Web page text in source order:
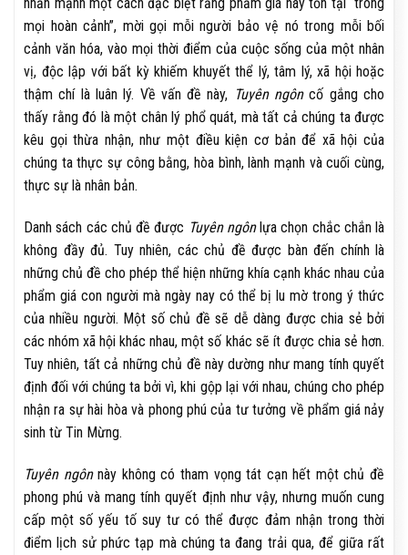
nhấn mạnh một cách đặc biệt rằng phẩm giá này tồn tại “trong
mọi hoàn cảnh”, mời gọi mỗi người bảo vệ nó trong mỗi bối
cảnh văn hóa, vào mọi thời điểm của cuộc sống của một nhân
vị, độc lập với bất kỳ khiếm khuyết thể lý, tâm lý, xã hội hoặc
thậm chí là luân lý. Về vấn đề này, Tuyên ngôncố gắng cho
thấy rằng đó là một chân lý phổ quát, mà tất cả chúng ta được
kêu gọi thừa nhận, như một điều kiện cơ bản để xã hội của
chúng ta thực sự công bằng, hòa bình, lành mạnh và cuối cùng,
thực sự là nhân bản.
Danh sách các chủ đề được Tuyên ngônlựa chọn chắc chắn là
không đầy đủ. Tuy nhiên, các chủ đề được bàn đến chính là
những chủ đề cho phép thể hiện những khía cạnh khác nhau của
phẩm giá con người mà ngày nay có thể bị lu mờ trong ý thức
của nhiều người. Một số chủ đề sẽ dễ dàng được chia sẻ bởi
các nhóm xã hội khác nhau, một số khác sẽ ít được chia sẻ hơn.
Tuy nhiên, tất cả những chủ đề này dường như mang tính quyết
định đối với chúng ta bởi vì, khi gộp lại với nhau, chúng cho phép
nhận ra sự hài hòa và phong phú của tư tưởng về phẩm giá nảy
sinh từ Tin Mừng.
Tuyên ngônnày không có tham vọng tát cạn hết một chủ đề
phong phú và mang tính quyết định như vậy, nhưng muốn cung
cấp một số yếu tố suy tư có thể được đảm nhận trong thời
điểm lịch sử phức tạp mà chúng ta đang trải qua, để giữa rất